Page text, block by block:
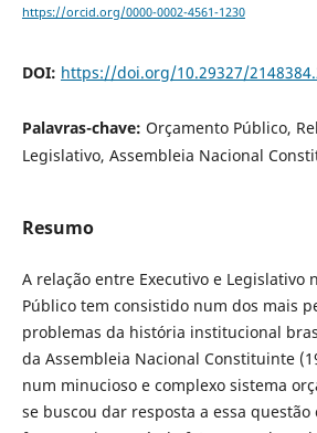
https://orcid.org/0000-0002-4561-1230
DOI: https://doi.org/10.29327/
Palavras-chave: Orçamento Público,
Legislativo, Assembleia Nacional
Resumo
A relação entre Executivo e Legislativo
Público tem consistido num dos mais
problemas da história institucional
da Assembleia Nacional Constituinte
num minucioso e complexo sistema
se buscou dar resposta a essa